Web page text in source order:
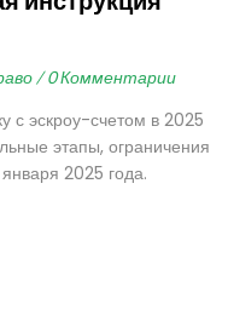
/ 0 Комментарии
с эскроу-счетом в 2025
этапы, ограничения
2025 года.